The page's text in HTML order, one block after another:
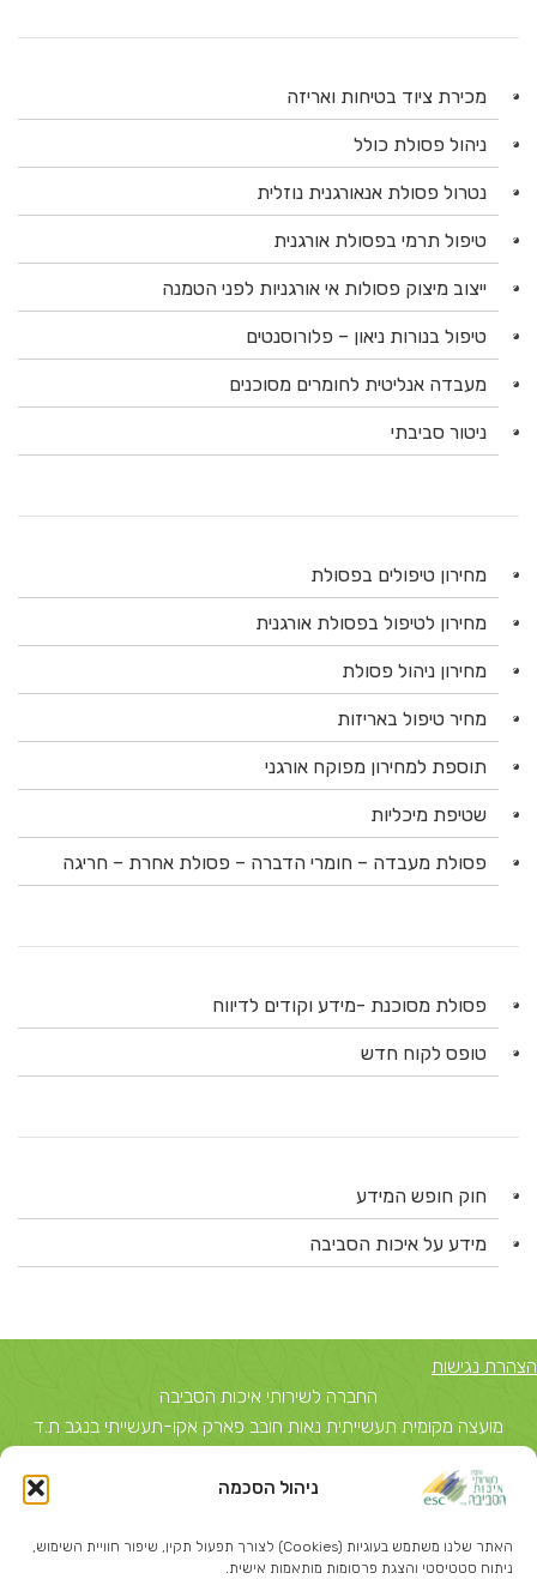
ניהול הסכמה
האתר שלנו משתמש בעוגיות (Cookies) לצורך תפעול תקין, שיפור חוויית השימוש,
ניתוח סטטיסטי והצגת פרסומות מותאמות אישית.
מכירת ציוד בטיחות ואריזה
ניהול פסולת כולל
נטרול פסולת אנאורגנית נוזלית
טיפול תרמי בפסולת אורגנית
ייצוב מיצוק פסולות אי אורגניות לפני הטמנה
טיפול בנורות ניאון – פלורוסנטים
מעבדה אנליטית לחומרים מסוכנים
ניטור סביבתי
מחירון טיפולים בפסולת
מחירון לטיפול בפסולת אורגנית
מחירון ניהול פסולת
מחיר טיפול באריזות
תוספת למחירון מפוקח אורגני
שטיפת מיכליות
פסולת מעבדה – חומרי הדברה – פסולת אחרת – חריגה
פסולת מסוכנת -מידע וקודים לדיווח
טופס לקוח חדש
חוק חופש המידע
מידע על איכות הסביבה
הצהרת נגישות
החברה לשירותי איכות הסביבה
מועצה מקומית תעשייתית נאות חובב פארק אקו-תעשייתי בנגב ת.ד
יצחק שדה 40, תל אביב ת.ד 51631 תל אביב 67212 טל: 03-
5374850
info@escil.co.il